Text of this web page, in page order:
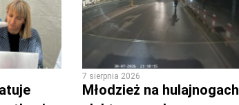
7 sierpnia 2026
Młodzież na hulajnogach